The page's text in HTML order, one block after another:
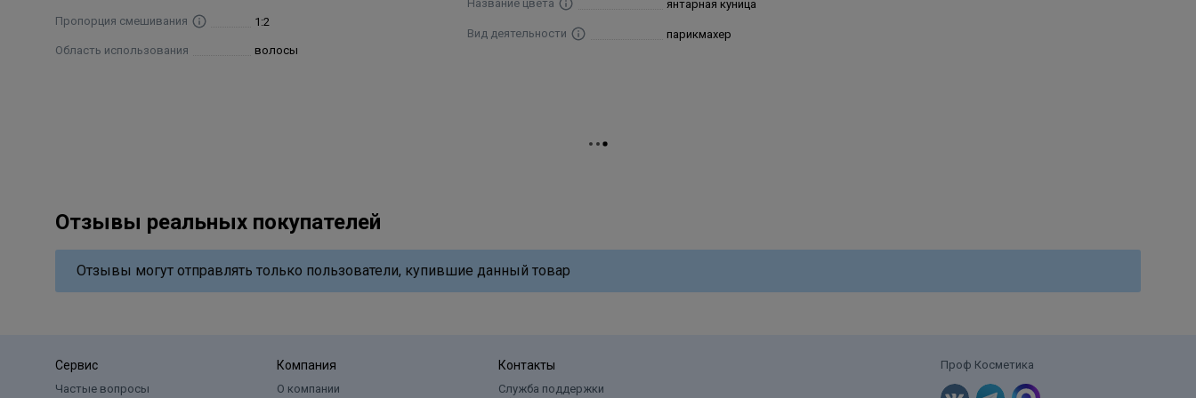
Пропорция смешивания 1:2
Область использования волосы
Название цвета янтарная куница
Вид деятельности парикмахер
Отзывы реальных покупателей
Отзывы могут отправлять только пользователи, купившие данный товар
Сервис
Частые вопросы
Компания
О компании
Контакты
Служба поддержки
Проф Косметика